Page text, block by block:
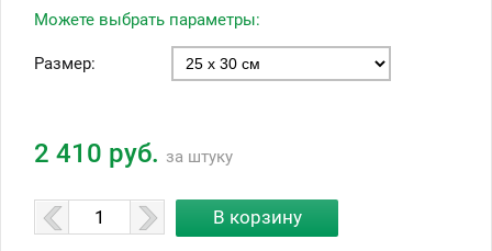
Можете выбрать параметры:
Размер:
2 410 руб. за штуку